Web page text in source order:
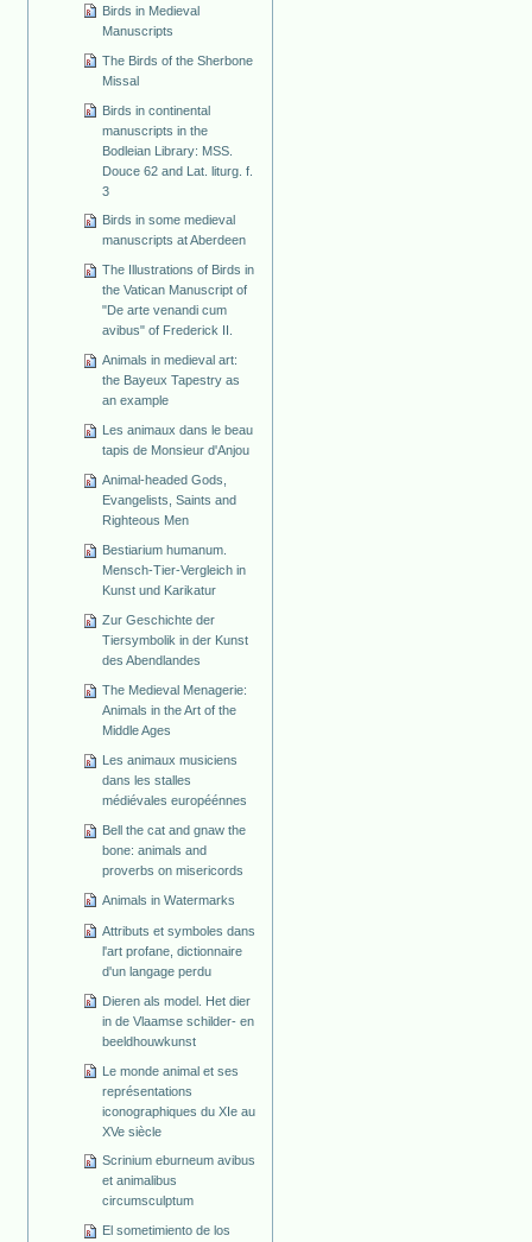
Birds in Medieval
Manuscripts
The Birds of the Sherbone
Missal
Birds in continental
manuscripts in the
Bodleian Library: MSS.
Douce 62 and Lat. liturg. f.
3
Birds in some medieval
manuscripts at Aberdeen
The Illustrations of Birds in
the Vatican Manuscript of
"De arte venandi cum
avibus" of Frederick II.
Animals in medieval art:
the Bayeux Tapestry as
an example
Les animaux dans le beau
tapis de Monsieur d'Anjou
Animal-headed Gods,
Evangelists, Saints and
Righteous Men
Bestiarium humanum.
Mensch-Tier-Vergleich in
Kunst und Karikatur
Zur Geschichte der
Tiersymbolik in der Kunst
des Abendlandes
The Medieval Menagerie:
Animals in the Art of the
Middle Ages
Les animaux musiciens
dans les stalles
médiévales européénnes
Bell the cat and gnaw the
bone: animals and
proverbs on misericords
Animals in Watermarks
Attributs et symboles dans
l'art profane, dictionnaire
d'un langage perdu
Dieren als model. Het dier
in de Vlaamse schilder- en
beeldhouwkunst
Le monde animal et ses
représentations
iconographiques du XIe au
XVe siècle
Scrinium eburneum avibus
et animalibus
circumsculptum
El sometimiento de los